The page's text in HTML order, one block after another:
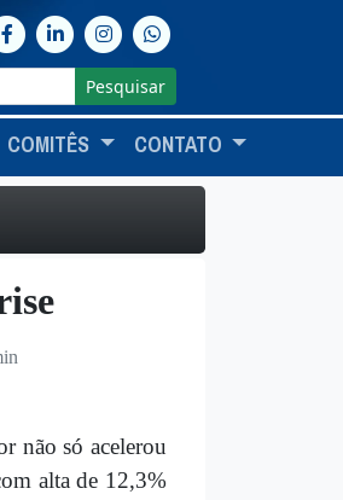
Pesquisar
COMITÊS CONTATO
não só acelerou
alta de 12,3%